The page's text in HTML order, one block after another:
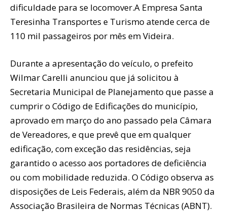
dificuldade para se locomover.A Empresa Santa
Teresinha Transportes e Turismo atende cerca de
110 mil passageiros por mês em Videira.
Durante a apresentação do veículo, o prefeito
Wilmar Carelli anunciou que já solicitou à
Secretaria Municipal de Planejamento que passe a
cumprir o Código de Edificações do município,
aprovado em março do ano passado pela Câmara
de Vereadores, e que prevê que em qualquer
edificação, com exceção das residências, seja
garantido o acesso aos portadores de deficiência
ou com mobilidade reduzida. O Código observa as
disposições de Leis Federais, além da NBR 9050 da
Associação Brasileira de Normas Técnicas (ABNT).